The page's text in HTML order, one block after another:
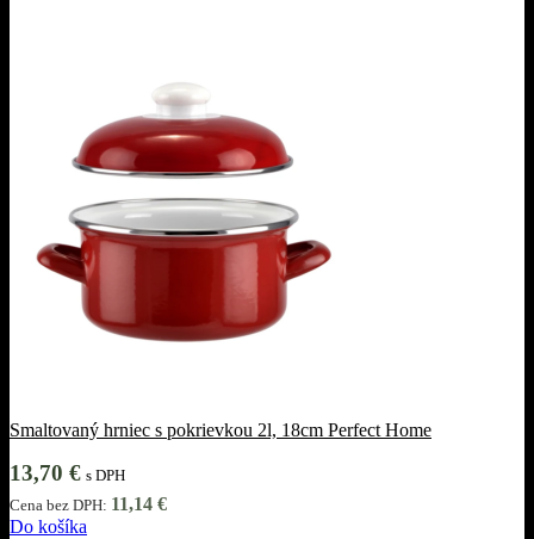
Smaltovaný hrniec s pokrievkou 2l, 18cm Perfect Home
13,70 € s DPH
Cena bez DPH: 11,14 €
Do košíka